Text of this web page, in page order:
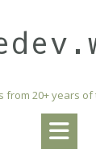
from 20+ years